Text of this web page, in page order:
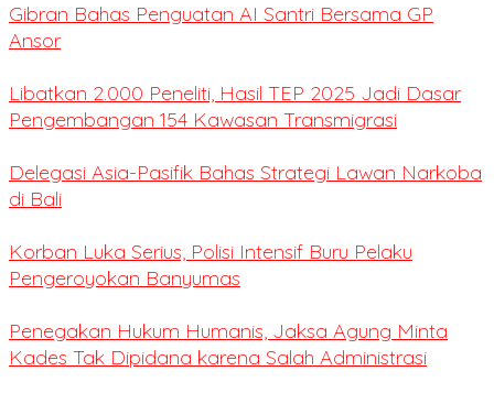
Gibran Bahas Penguatan AI Santri Bersama GP
Ansor
Libatkan 2.000 Peneliti, Hasil TEP 2025 Jadi Dasar
Pengembangan 154 Kawasan Transmigrasi
Delegasi Asia-Pasifik Bahas Strategi Lawan Narkoba
di Bali
Korban Luka Serius, Polisi Intensif Buru Pelaku
Pengeroyokan Banyumas
Penegakan Hukum Humanis, Jaksa Agung Minta
Kades Tak Dipidana karena Salah Administrasi